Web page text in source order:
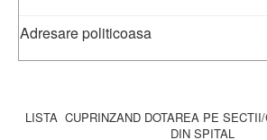
Adresare politicoasa
LISTA CUPRINZAND DOTAREA PE
DIN SPITAL